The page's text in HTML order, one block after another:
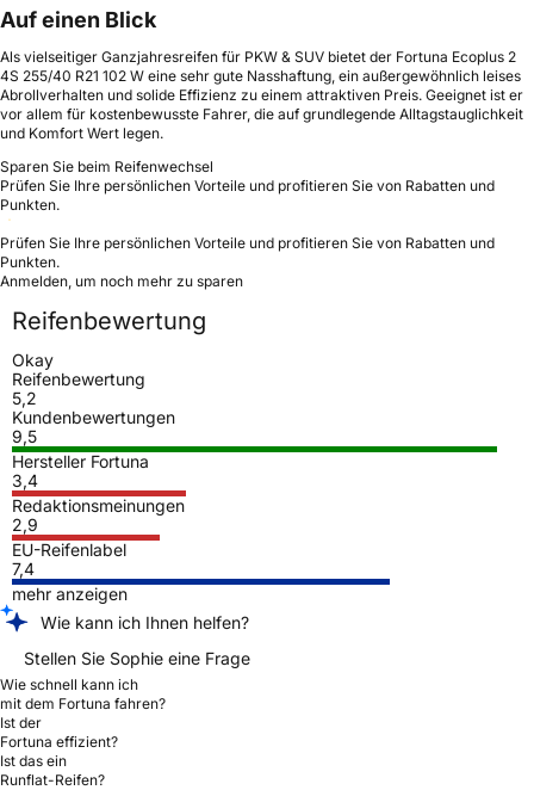
Auf einen Blick
Als vielseitiger Ganzjahresreifen für PKW & SUV bietet der Fortuna Ecoplus 2
4S 255/40 R21 102 W eine sehr gute Nasshaftung, ein außergewöhnlich leises
Abrollverhalten und solide Effizienz zu einem attraktiven Preis. Geeignet ist er
vor allem für kostenbewusste Fahrer, die auf grundlegende Alltagstauglichkeit
und Komfort Wert legen.
Sparen Sie beim Reifenwechsel
Prüfen Sie Ihre persönlichen Vorteile und profitieren Sie von Rabatten und
Punkten.
Prüfen Sie Ihre persönlichen Vorteile und profitieren Sie von Rabatten und
Punkten.
Anmelden, um noch mehr zu sparen
Reifenbewertung
Okay
Reifenbewertung
5,2
Kundenbewertungen
9,5
Hersteller Fortuna
3,4
Redaktionsmeinungen
2,9
EU-Reifenlabel
7,4
mehr anzeigen
Wie kann ich Ihnen helfen?
Stellen Sie Sophie eine Frage
Wie schnell kann ich
mit dem Fortuna fahren?
Ist der
Fortuna effizient?
Ist das ein
Runflat-Reifen?